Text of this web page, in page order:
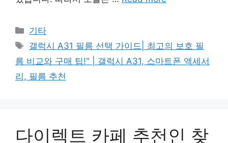
Categories
기타
Tags
갤럭시 A31 필름 선택 가이드| 최고의 보호 필
름 비교와 구매 팁!" | 갤럭시 A31, 스마트폰 액세서
리, 필름 추천
다이렉트 카페 추천인 찾